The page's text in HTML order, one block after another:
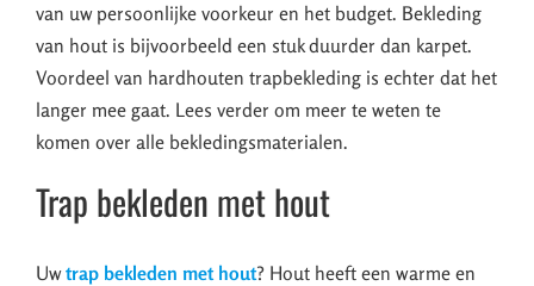
van uw persoonlijke voorkeur en het budget. Bekleding
van hout is bijvoorbeeld een stuk duurder dan karpet.
Voordeel van hardhouten trapbekleding is echter dat het
langer mee gaat. Lees verder om meer te weten te
komen over alle bekledingsmaterialen.
Trap bekleden met hout
Uwtrap bekleden met hout? Hout heeft een warme en